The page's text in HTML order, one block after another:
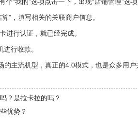
”，填写相关的关联商户信息。
进行认证，就已经完成。
行收款。
主流机型，真正的4.0模式，也是众多用户
？是拉卡拉的吗？
优势？